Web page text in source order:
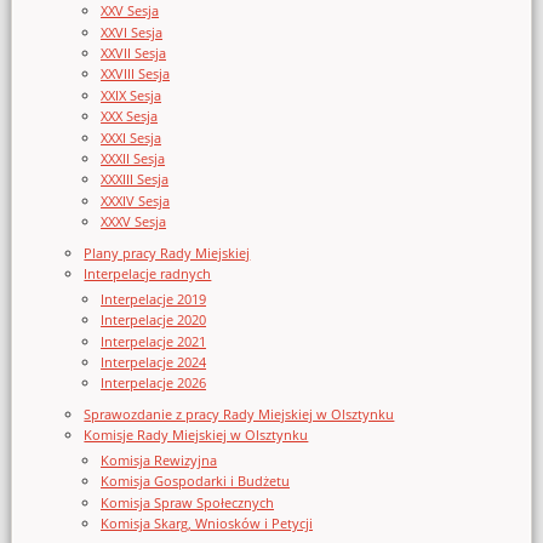
XXV Sesja
XXVI Sesja
XXVII Sesja
XXVIII Sesja
XXIX Sesja
XXX Sesja
XXXI Sesja
XXXII Sesja
XXXIII Sesja
XXXIV Sesja
XXXV Sesja
Plany pracy Rady Miejskiej
Interpelacje radnych
Interpelacje 2019
Interpelacje 2020
Interpelacje 2021
Interpelacje 2024
Interpelacje 2026
Sprawozdanie z pracy Rady Miejskiej w Olsztynku
Komisje Rady Miejskiej w Olsztynku
Komisja Rewizyjna
Komisja Gospodarki i Budżetu
Komisja Spraw Społecznych
Komisja Skarg, Wniosków i Petycji